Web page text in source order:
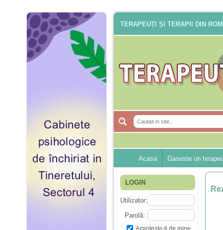
TERAPEUȚI ȘI TERAPII DIN
Acasa Gaseste un
LOGIN
Utilizator:
Parolă:
Aminteşte-ţi de mine